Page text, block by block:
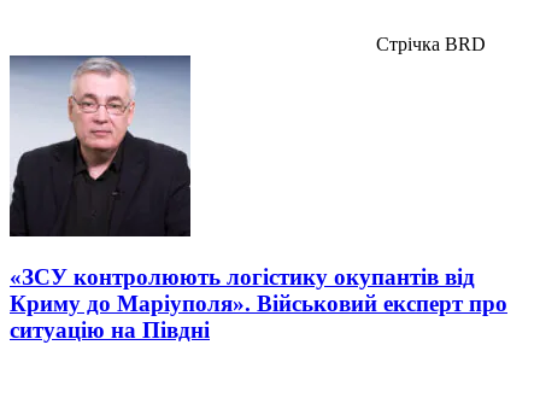
Стрічка BRD
«ЗСУ контролюють логістику окупантів від
Криму до Маріуполя». Військовий експерт про
ситуацію на Півдні